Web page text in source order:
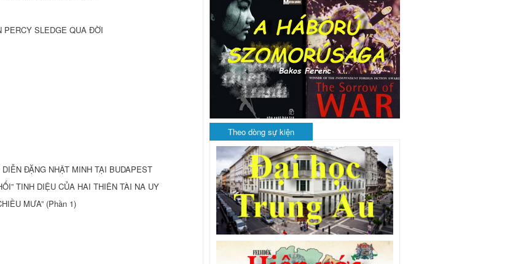
PERCY SLEDGE QUA ĐỜI
ĐẶNG NHẬT MINH TẠI BUDAPEST
TINH DIỆU CỦA HAI THIÊN TÀI NA UY
MƯA” (Phần 1)
Theo dòng sự kiện